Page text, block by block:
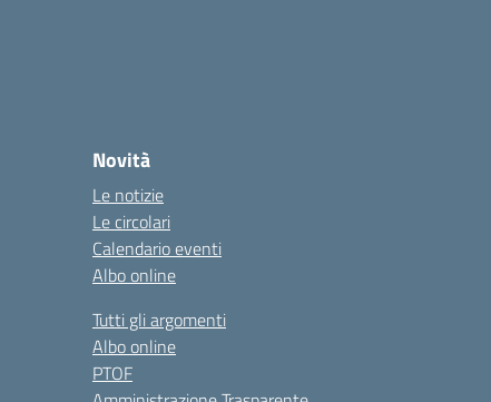
Novità
Le notizie
Le circolari
Calendario eventi
Albo online
Tutti gli argomenti
Albo online
PTOF